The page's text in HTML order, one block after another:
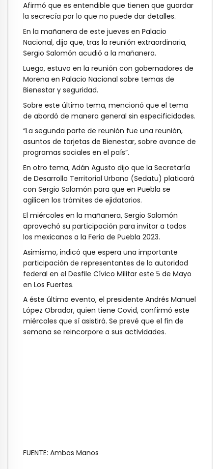
Afirmó que es entendible que tienen que guardar
la secrecía por lo que no puede dar detalles.
En la mañanera de este jueves en Palacio
Nacional, dijo que, tras la reunión extraordinaria,
Sergio Salomón acudió a la mañanera.
Luego, estuvo en la reunión con gobernadores de
Morena en Palacio Nacional sobre temas de
Bienestar y seguridad.
Sobre este último tema, mencionó que el tema
de abordó de manera general sin especificidades.
“La segunda parte de reunión fue una reunión,
asuntos de tarjetas de Bienestar, sobre avance de
programas sociales en el país”.
En otro tema, Adán Agusto dijo que la Secretaría
de Desarrollo Territorial Urbano (Sedatu) platicará
con Sergio Salomón para que en Puebla se
agilicen los trámites de ejidatarios.
El miércoles en la mañanera, Sergio Salomón
aprovechó su participación para invitar a todos
los mexicanos a la Feria de Puebla 2023.
Asimismo, indicó que espera una importante
participación de representantes de la autoridad
federal en el Desfile Cívico Militar este 5 de Mayo
en Los Fuertes.
A éste último evento, el presidente Andrés Manuel
López Obrador, quien tiene Covid, confirmó este
miércoles que sí asistirá. Se prevé que el fin de
semana se reincorpore a sus actividades.
FUENTE: Ambas Manos